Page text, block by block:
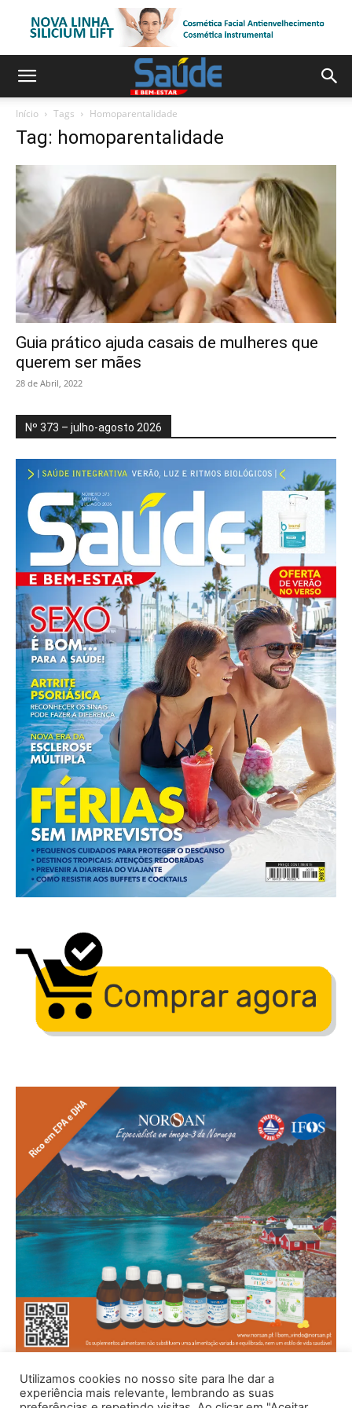
Início Tags Homoparentalidade
Tag: homoparentalidade
Guia prático ajuda casais de mulheres que
querem ser mães
28 de Abril, 2022
Nº 373 – julho-agosto 2026
Utilizamos cookies no nosso site para lhe dar a
experiência mais relevante, lembrando as suas